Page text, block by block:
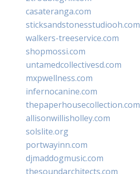
casateranga.com
sticksandstonesstudiooh.com
walkers-treeservice.com
shopmossi.com
untamedcollectivesd.com
mxpwellness.com
infernocanine.com
thepaperhousecollection.com
allisonwillisholley.com
solslite.org
portwayinn.com
djmaddogmusic.com
thesoundarchitects.com